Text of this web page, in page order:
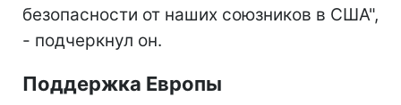
безопасности от наших союзников в США",
- подчеркнул он.
Поддержка Европы